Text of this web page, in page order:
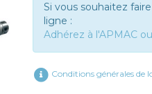
Si vous souhaitez
ligne :
Adhérez à l'APMAC
Conditions générales de